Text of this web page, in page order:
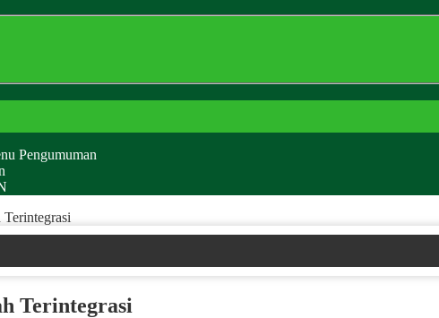
Pengumuman
Terintegrasi